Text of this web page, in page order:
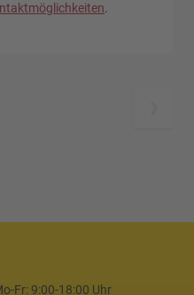
.
Fr: 9:00-18:00 Uhr